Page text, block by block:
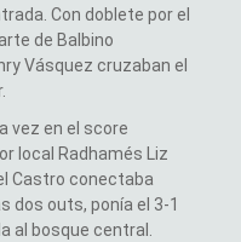
Con doblete por el
de Balbino
Vásquez cruzaban el
vez en el score
local Radhamés Liz
Castro conectaba
dos outs, ponía el 3-1
al bosque central.